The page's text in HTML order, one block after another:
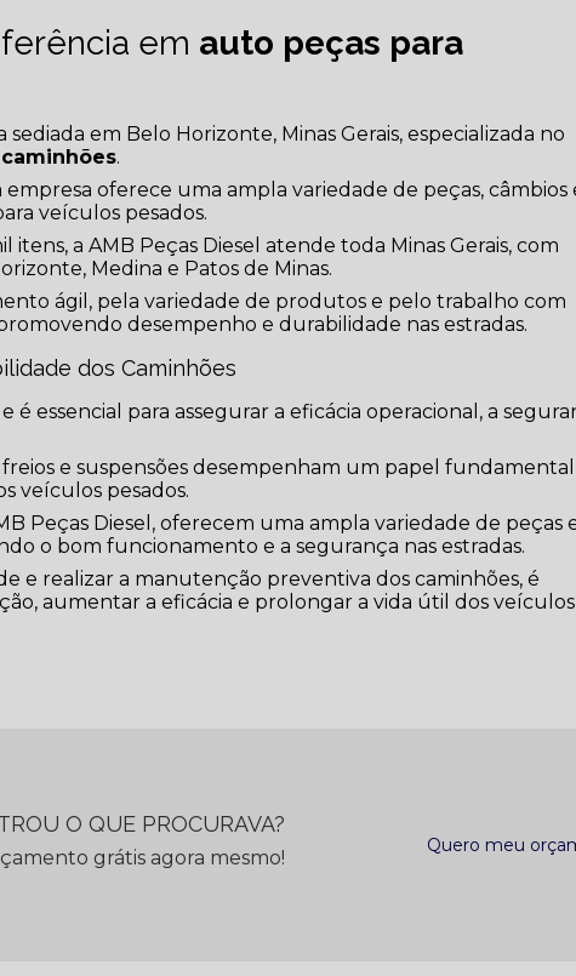
em auto peças para
em Belo Horizonte, Minas Gerais, especializada no
.
oferece uma ampla variedade de peças, câmbios
veículos pesados.
a AMB Peças Diesel atende toda Minas Gerais, com
Medina e Patos de Minas.
ágil, pela variedade de produtos e pelo trabalho com
desempenho e durabilidade nas estradas.
dos Caminhões
essencial para assegurar a eficácia operacional, a
freios e suspensões desempenham um papel
veículos pesados.
Peças Diesel, oferecem uma ampla variedade de peças
o bom funcionamento e a segurança nas estradas.
e realizar a manutenção preventiva dos caminhões, é
aumentar a eficácia e prolongar a vida útil dos veículos
O QUE PROCURAVA?
grátis agora mesmo!
Quero meu